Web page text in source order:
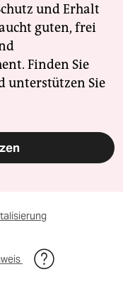
und Erhalt
guten, frei
Finden Sie
unterstützen Sie